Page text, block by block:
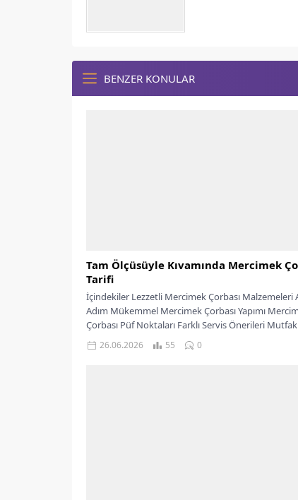
BENZER KONULAR
Tam Ölçüsüyle Kıvamında Mercimek
Tarifi
İçindekiler Lezzetli Mercimek Çorbası Malzemeleri
Adım Mükemmel Mercimek Çorbası Yapımı
Çorbası Püf Noktaları Farklı Servis Önerileri
vazgeçilmezi,...
26.06.2026 55 0